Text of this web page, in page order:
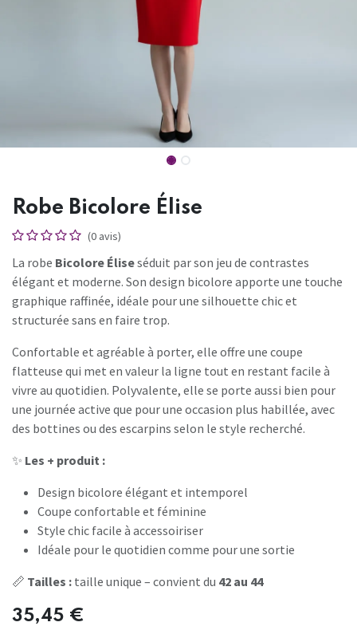
Robe Bicolore Élise
(0 avis)
La robe Bicolore Éliseséduit par son jeu de contrastes
élégant et moderne. Son design bicolore apporte une touche
graphique raffinée, idéale pour une silhouette chic et
structurée sans en faire trop.
Confortable et agréable à porter, elle offre une coupe
flatteuse qui met en valeur la ligne tout en restant facile à
vivre au quotidien. Polyvalente, elle se porte aussi bien pour
une journée active que pour une occasion plus habillée, avec
des bottines ou des escarpins selon le style recherché.
✨ Les + produit :
Design bicolore élégant et intemporel
Coupe confortable et féminine
Style chic facile à accessoiriser
Idéale pour le quotidien comme pour une sortie
📏 Tailles : taille unique – convient du 42 au 44
35,45 €